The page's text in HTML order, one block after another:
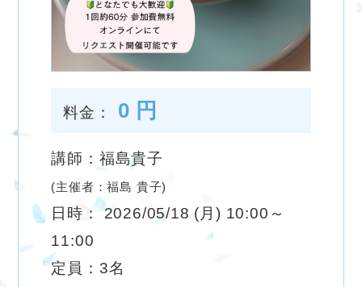
料金： 0 円
講師：福島貴子
(主催者：福島 貴子)
日時： 2026/05/18 (月) 10:00～
11:00
定員：3名